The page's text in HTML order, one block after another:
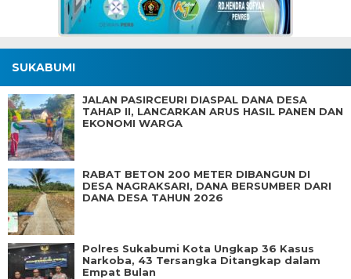
SUKABUMI
JALAN PASIRCEURI DIASPAL DANA DESA
TAHAP II, LANCARKAN ARUS HASIL PANEN DAN
EKONOMI WARGA
RABAT BETON 200 METER DIBANGUN DI
DESA NAGRAKSARI, DANA BERSUMBER DARI
DANA DESA TAHUN 2026
Polres Sukabumi Kota Ungkap 36 Kasus
Narkoba, 43 Tersangka Ditangkap dalam
Empat Bulan